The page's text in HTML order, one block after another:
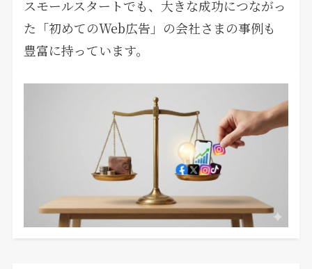
スモールスタートでも、大きな成功につながっ
た「初めてのWeb広告」の会社さまの事例も
豊富に持っています。